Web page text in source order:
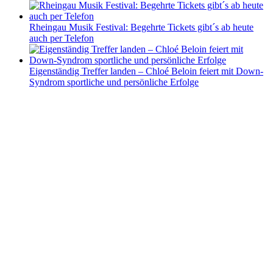
Rheingau Musik Festival: Begehrte Tickets gibt´s ab heute
auch per Telefon
Eigenständig Treffer landen – Chloé Beloin feiert mit Down-
Syndrom sportliche und persönliche Erfolge